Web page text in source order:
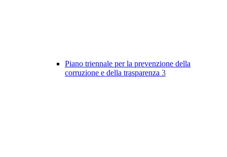
Piano triennale per la prevenzione della
corruzione e della trasparenza 3